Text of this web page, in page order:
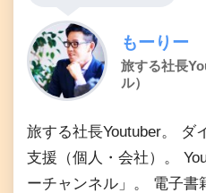
もーりー
旅する社長
ル）
旅する社長Youtuber。 ダ
支援（個人・会社）。
ーチャンネル」。 電子書